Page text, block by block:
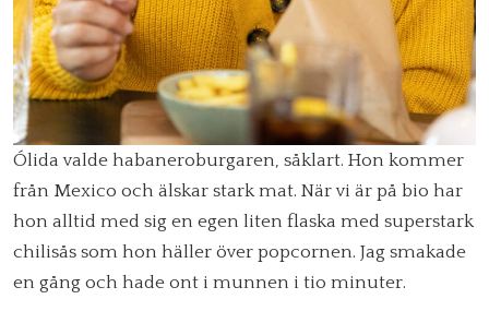
Ólida valde habaneroburgaren, såklart. Hon kommer
från Mexico och älskar stark mat. När vi är på bio har
hon alltid med sig en egen liten flaska med superstark
chilisås som hon häller över popcornen. Jag smakade
en gång och hade ont i munnen i tio minuter.